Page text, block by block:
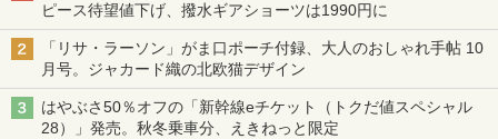
ピース待望値下げ、撥水ギアショーツは1990円に
「リサ・ラーソン」がま口ポーチ付録、大人のおしゃれ手帖 10
月号。ジャカード織の北欧猫デザイン
はやぶさ50％オフの「新幹線eチケット（トクだ値スペシャル
28）」発売。秋冬乗車分、えきねっと限定